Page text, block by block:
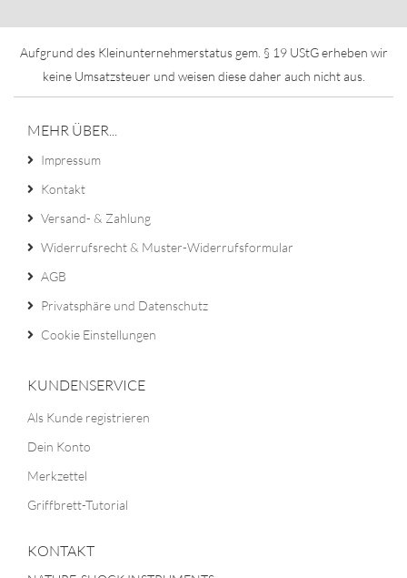
Aufgrund des Kleinunternehmerstatus gem. § 19 UStG erheben wir
keine Umsatzsteuer und weisen diese daher auch nicht aus.
MEHR ÜBER...
Impressum
Kontakt
Versand- & Zahlung
Widerrufsrecht & Muster-Widerrufsformular
AGB
Privatsphäre und Datenschutz
Cookie Einstellungen
KUNDENSERVICE
Als Kunde registrieren
Dein Konto
Merkzettel
Griffbrett-Tutorial
KONTAKT